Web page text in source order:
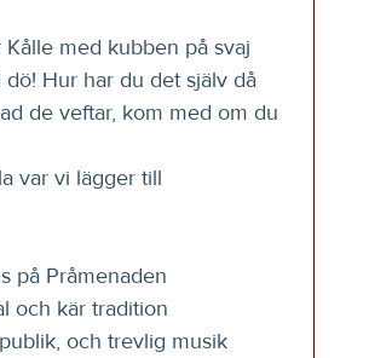
Kålle med kubben på svaj
dö! Hur har du det själv då
de veftar, kom med om du
var vi lägger till
på Pråmenaden
och kär tradition
och trevlig musik